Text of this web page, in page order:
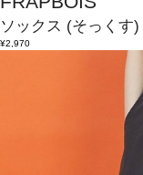
ソックス (そっくす)
¥2,970